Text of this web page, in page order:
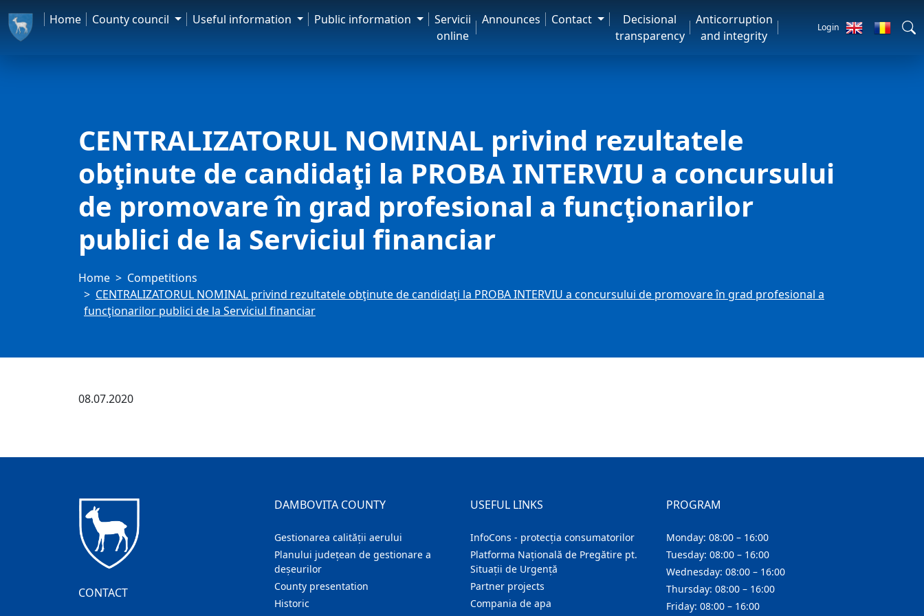
Home County council Useful information Public information
Servicii
online
Announces Contact
Decisional
transparency
Anticorruption
and integrity
Login
CENTRALIZATORUL NOMINAL privind rezultatele
obţinute de candidaţi la PROBA INTERVIU a concursului
de promovare în grad profesional a funcţionarilor
publici de la Serviciul financiar
Home
Competitions
CENTRALIZATORUL NOMINAL privind rezultatele obţinute de candidaţi la PROBA INTERVIU a concursului de promovare în grad profesional a
funcţionarilor publici de la Serviciul financiar
08.07.2020
CONTACT
DAMBOVITA COUNTY
Gestionarea calității aerului
Planului județean de gestionare a
deșeurilor
County presentation
Historic
USEFUL LINKS
InfoCons - protecția consumatorilor
Platforma Națională de Pregătire pt.
Situații de Urgență
Partner projects
Compania de apa
PROGRAM
Monday: 08:00 – 16:00
Tuesday: 08:00 – 16:00
Wednesday: 08:00 – 16:00
Thursday: 08:00 – 16:00
Friday: 08:00 – 16:00